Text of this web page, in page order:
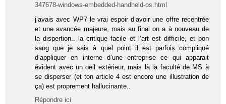
347678-windows-embedded-handheld-os.html
j’avais avec WP7 le vrai espoir d’avoir une offre recentrée
et une avancée majeure, mais au final on a à nouveau de
la dispertion.. la critique facile et l’art est difficile, et bon
sang que je sais à quel point il est parfois compliqué
d’appliquer en interne d’une entreprise ce qui apparait
évident avec un oeil extérieur, mais là la faculté de MS à
se disperser (et ton article 4 est encore une illustration de
ça) est proprement hallucinante..
Répondre ici